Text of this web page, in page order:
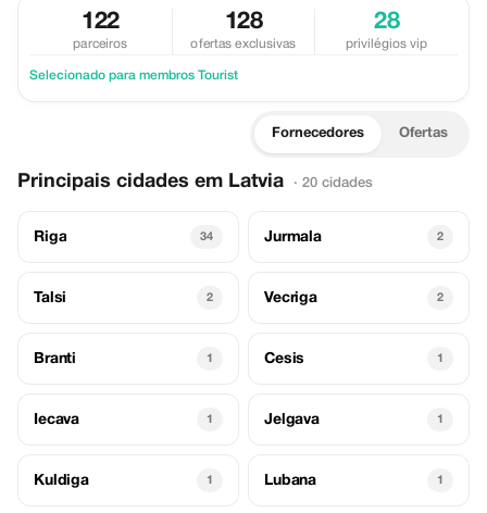
122
parceiros
128
ofertas exclusivas
28
privilégios vip
Selecionado para membros Tourist
Fornecedores Ofertas
Principais cidades em Latvia · 20 cidades
Riga 34 Jurmala 2
Talsi 2 Vecriga 2
Branti 1 Cesis 1
Iecava 1 Jelgava 1
Kuldiga 1 Lubana 1